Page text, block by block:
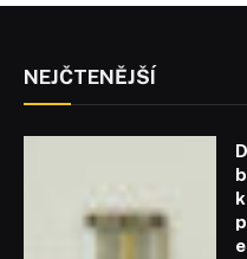
NEJČTENĚJŠÍ